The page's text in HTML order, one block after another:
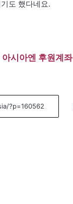
도 했다네요.
시아엔 후원계